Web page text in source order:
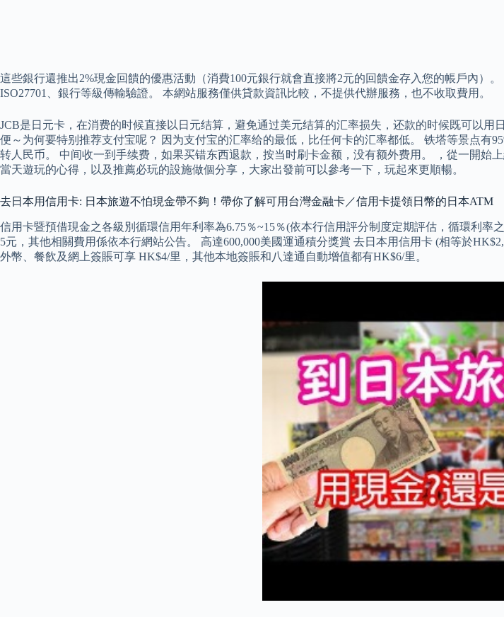
這些銀行還推出2%現金回饋的優惠活動（消費100元銀行就會直接將2元的回饋金存入您的帳戶內）
ISO27701、銀行等級傳輸驗證。 本網站服務僅供貸款資訊比較，不提供代辦服務，也不收取費用。
JCB是日元卡，在消费的时候直接以日元结算，避免通过美元结算的汇率损失，还款的时候既可以
便～为何要特别推荐支付宝呢？ 因为支付宝的汇率给的最低，比任何卡的汇率都低。 铁塔等景点有
转人民币。 中间收一到手续费，如果买错东西退款，按当时刷卡金额，没有额外费用。 ，從一開始
當天遊玩的心得，以及推薦必玩的設施做個分享，大家出發前可以參考一下，玩起來更順暢。
去日本用信用卡: 日本旅遊不怕現金帶不夠！帶你了解可用台灣金融卡／信用卡提領日幣的日本ATM
信用卡暨預借現金之各級別循環信用年利率為6.75％~15％(依本行信用評分制度定期評估，循環利
5元，其他相關費用係依本行網站公告。 高達600,000美國運通積分獎賞 去日本用信用卡 (相等於
外幣、餐飲及網上簽賬可享 HK$4/里，其他本地簽賬和八達通自動增值都有HK$6/里。